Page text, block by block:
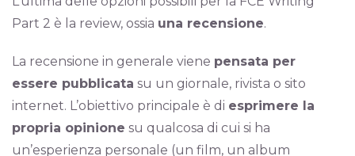
Part 2 è la review, ossia una recensione.
La recensione in generale viene pensata per
essere pubblicata su un giornale, rivista o sito
internet. L’obiettivo principale è di esprimere la
propria opinione su qualcosa di cui si ha
un’esperienza personale (un film, un album